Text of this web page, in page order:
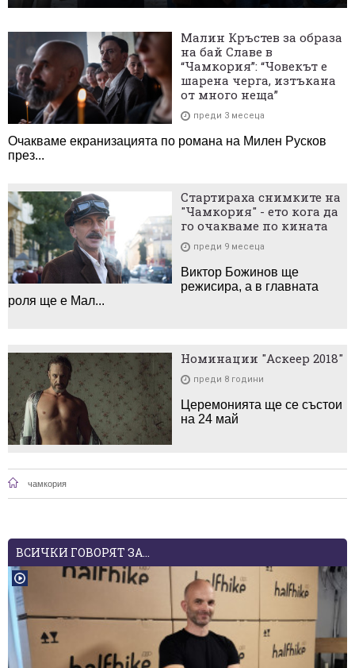
Малин Кръстев за образа
на бай Славе в
“Чамкория”: “Човекът е
шарена черга, изтъкана
от много неща”
преди 3 месеца
Очакваме екранизацията по романа на Милен Русков
през...
Стартираха снимките на
"Чамкория" - ето кога да
го очакваме по кината
преди 9 месеца
Виктор Божинов ще
режисира, а в главната
роля ще е Мал...
Номинации "Аскеер 2018"
преди 8 години
Церемонията ще се състои
на 24 май
чамкория
ВСИЧКИ ГОВОРЯТ ЗА...